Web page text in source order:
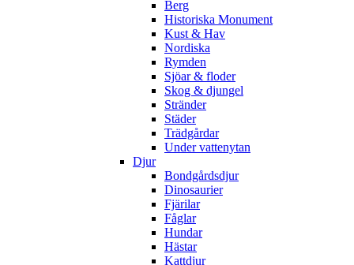
Berg
Historiska Monument
Kust & Hav
Nordiska
Rymden
Sjöar & floder
Skog & djungel
Stränder
Städer
Trädgårdar
Under vattenytan
Djur
Bondgårdsdjur
Dinosaurier
Fjärilar
Fåglar
Hundar
Hästar
Kattdjur